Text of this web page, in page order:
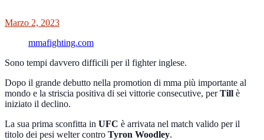
Marzo 2, 2023
mmafighting.com
Sono tempi davvero difficili per il fighter inglese.
Dopo il grande debutto nella promotion di mma più importante al
mondo e la striscia positiva di sei vittorie consecutive, perTill è
iniziato il declino.
La sua prima sconfitta in UFC è arrivata nel match valido per il
titolo dei pesi welter contro Tyron Woodley.